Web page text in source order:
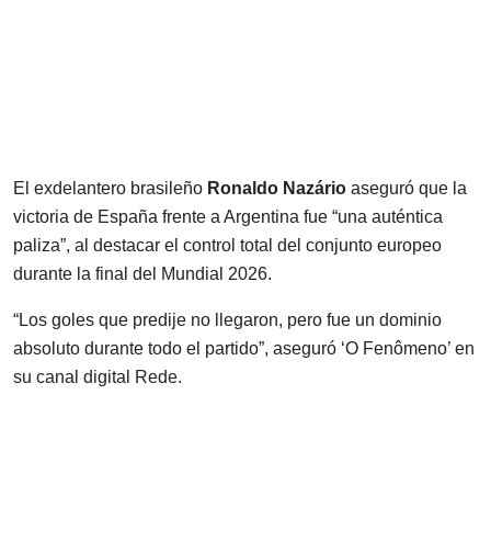
El exdelantero brasileño Ronaldo Nazário aseguró que la
victoria de España frente a Argentina fue “una auténtica
paliza”, al destacar el control total del conjunto europeo
durante la final del Mundial 2026.
“Los goles que predije no llegaron, pero fue un dominio
absoluto durante todo el partido”, aseguró ‘O Fenômeno’ en
su canal digital
Rede.